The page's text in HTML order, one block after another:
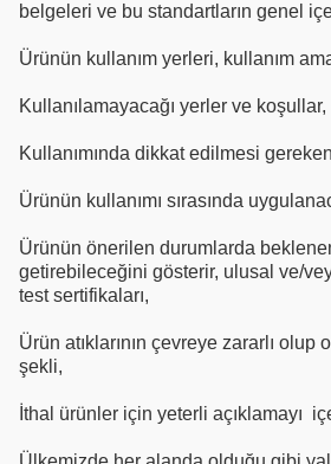
belgeleri ve bu standartların genel
Ürünün kullanım yerleri, kullanım
Kullanılamayacağı yerler ve koşullar,
Kullanımında dikkat edilmesi
Ürünün kullanımı sırasında
Ürünün önerilen durumlarda
getirebileceğini gösterir, ulusal ve/
test sertifikaları,
Ürün atıklarının çevreye zararlı olup
şekli,
İthal ürünler için yeterli açıklamayı